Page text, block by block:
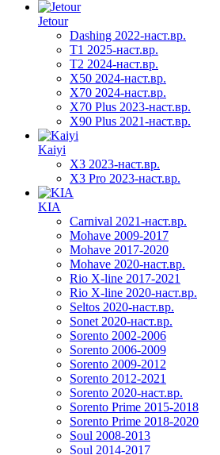
Jetour
Dashing 2022-наст.вр.
T1 2025-наст.вр.
T2 2024-наст.вр.
X50 2024-наст.вр.
X70 2024-наст.вр.
X70 Plus 2023-наст.вр.
X90 Plus 2021-наст.вр.
Kaiyi
X3 2023-наст.вр.
X3 Pro 2023-наст.вр.
KIA
Carnival 2021-наст.вр.
Mohave 2009-2017
Mohave 2017-2020
Mohave 2020-наст.вр.
Rio X-line 2017-2021
Rio X-line 2020-наст.вр.
Seltos 2020-наст.вр.
Sonet 2020-наст.вр.
Sorento 2002-2006
Sorento 2006-2009
Sorento 2009-2012
Sorento 2012-2021
Sorento 2020-наст.вр.
Sorento Prime 2015-2018
Sorento Prime 2018-2020
Soul 2008-2013
Soul 2014-2017